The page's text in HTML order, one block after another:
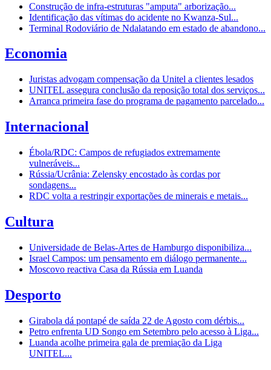
Construção de infra-estruturas "amputa" arborização...
Identificação das vítimas do acidente no Kwanza-Sul...
Terminal Rodoviário de Ndalatando em estado de abandono...
Economia
Juristas advogam compensação da Unitel a clientes lesados
UNITEL assegura conclusão da reposição total dos serviços...
Arranca primeira fase do programa de pagamento parcelado...
Internacional
Ébola/RDC: Campos de refugiados extremamente
vulneráveis...
Rússia/Ucrânia: Zelensky encostado às cordas por
sondagens...
RDC volta a restringir exportações de minerais e metais...
Cultura
Universidade de Belas-Artes de Hamburgo disponibiliza...
Israel Campos: um pensamento em diálogo permanente...
Moscovo reactiva Casa da Rússia em Luanda
Desporto
Girabola dá pontapé de saída 22 de Agosto com dérbis...
Petro enfrenta UD Songo em Setembro pelo acesso à Liga...
Luanda acolhe primeira gala de premiação da Liga
UNITEL...